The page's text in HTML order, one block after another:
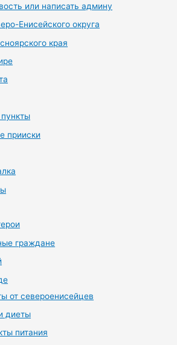
или написать админу
Енисейского округа
края
прииски
граждане
от североенисейцев
диеты
питания